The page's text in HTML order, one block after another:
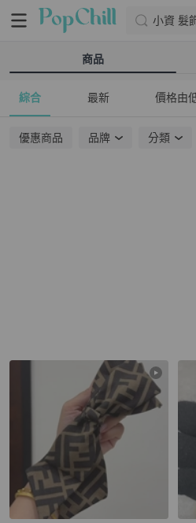
小資 髮
商品
綜合 最新 價格由
優惠商品 品牌 分類